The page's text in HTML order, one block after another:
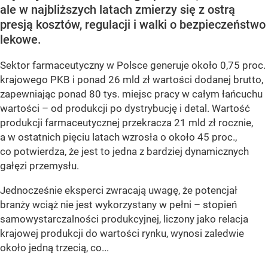
ale w najbliższych latach zmierzy się z ostrą
presją kosztów, regulacji i walki o bezpieczeństwo
lekowe.
Sektor farmaceutyczny w Polsce generuje około 0,75 proc.
krajowego PKB i ponad 26 mld zł wartości dodanej brutto,
zapewniając ponad 80 tys. miejsc pracy w całym łańcuchu
wartości – od produkcji po dystrybucję i detal. Wartość
produkcji farmaceutycznej przekracza 21 mld zł rocznie,
a w ostatnich pięciu latach wzrosła o około 45 proc.,
co potwierdza, że jest to jedna z bardziej dynamicznych
gałęzi przemysłu.
Jednocześnie eksperci zwracają uwagę, że potencjał
branży wciąż nie jest wykorzystany w pełni – stopień
samowystarczalności produkcyjnej, liczony jako relacja
krajowej produkcji do wartości rynku, wynosi zaledwie
około jedną trzecią, co...